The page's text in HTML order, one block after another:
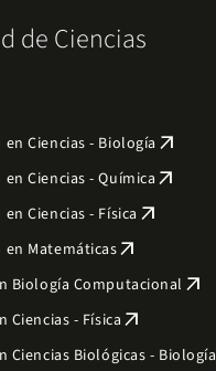
de Ciencias
Ciencias - Biología arrow_outward
Ciencias - Química arrow_outward
Ciencias - Física arrow_outward
Matemáticasarrow_outward
Biología Computacional arrow_outward
Ciencias - Física arrow_outward
Ciencias Biológicas - Biología